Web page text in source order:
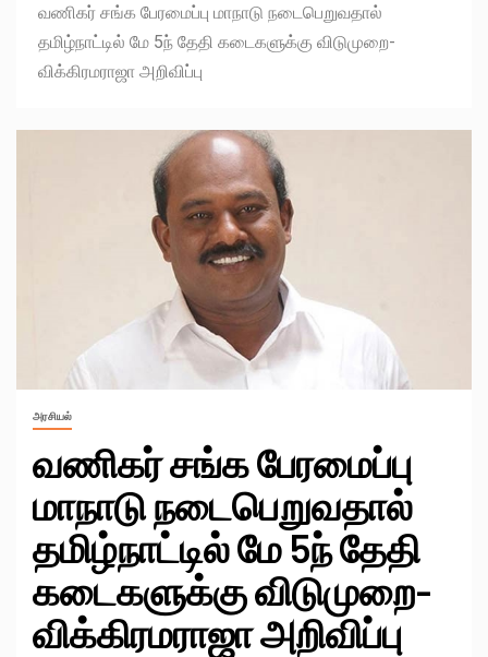
வணிகர் சங்க பேரமைப்பு மாநாடு நடைபெறுவதால்
தமிழ்நாட்டில் மே 5ந் தேதி கடைகளுக்கு விடுமுறை-
விக்கிரமராஜா அறிவிப்பு
அரசியல்
வணிகர் சங்க பேரமைப்பு
மாநாடு நடைபெறுவதால்
தமிழ்நாட்டில் மே 5ந் தேதி
கடைகளுக்கு விடுமுறை-
விக்கிரமராஜா அறிவிப்பு